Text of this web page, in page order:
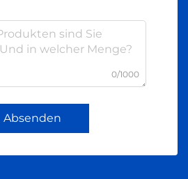
0/1000
Absenden